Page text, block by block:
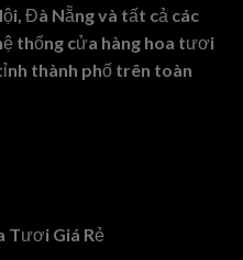
Đà Nẵng và tất cả các
thống cửa hàng hoa tươi
thành phố trên toàn
Tươi Giá Rẻ